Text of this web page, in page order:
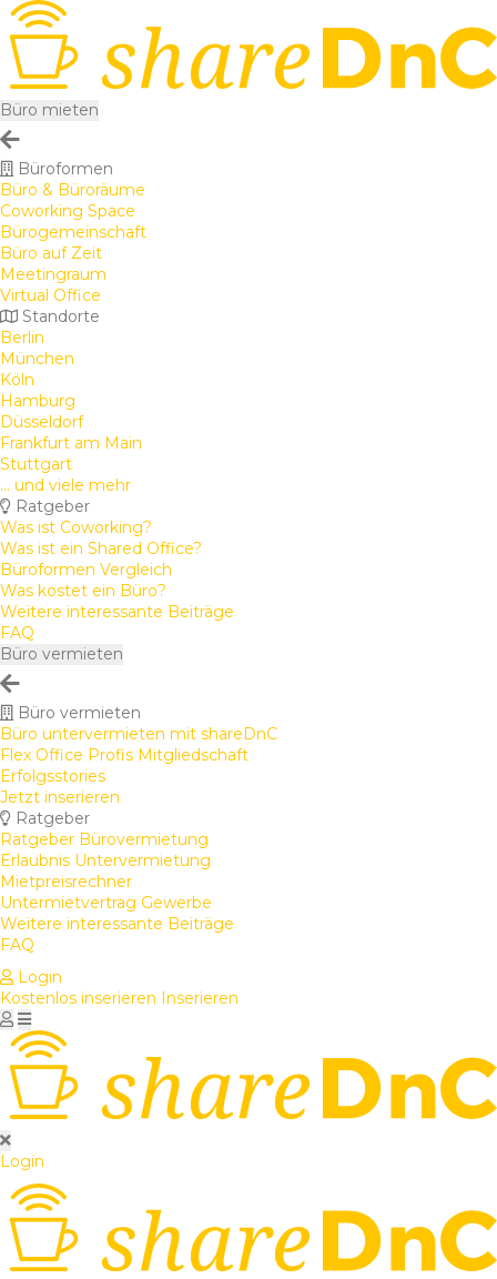
Büro mieten
Büroformen
Büro & Büroräume
Coworking Space
Bürogemeinschaft
Büro auf Zeit
Meetingraum
Virtual Office
Standorte
Berlin
München
Köln
Hamburg
Düsseldorf
Frankfurt am Main
Stuttgart
... und viele mehr
Ratgeber
Was ist Coworking?
Was ist ein Shared Office?
Büroformen Vergleich
Was kostet ein Büro?
Weitere interessante Beiträge
FAQ
Büro vermieten
Büro vermieten
Büro untervermieten mit shareDnC
Flex Office Profis Mitgliedschaft
Erfolgsstories
Jetzt inserieren
Ratgeber
Ratgeber Bürovermietung
Erlaubnis Untervermietung
Mietpreisrechner
Untermietvertrag Gewerbe
Weitere interessante Beiträge
FAQ
Login
Kostenlos inserieren Inserieren
Login